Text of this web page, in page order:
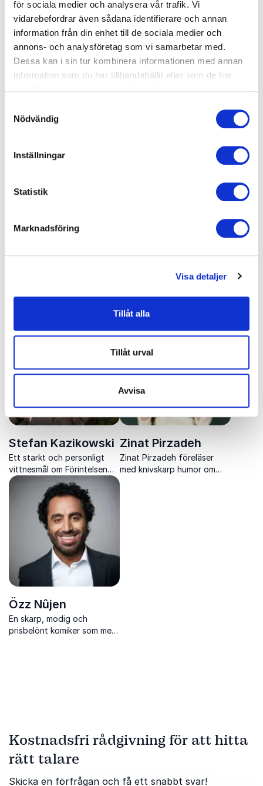
för sociala medier och analysera vår trafik. Vi
vidarebefordrar även sådana identifierare och annan
information från din enhet till de sociala medier och
annons- och analysföretag som vi samarbetar med.
Dessa kan i sin tur kombinera informationen med annan
information som du har tillhandahållit eller som de har
Nödvändig
Inställningar
Statistik
Marknadsföring
Visa detaljer
Tillåt alla
Tillåt urval
Avvisa
Prisbelönt föreläsare och
Sverige.
moderator som berör med
Siavosh Derakhti föreläser
och kampen mot rasism och
antisemitism.
Simon Kyaga
Överläkare och forskare om
kreativitetens koppling till
psykisk ohälsa.
Stefan Kazikowski
Ett starkt och personligt
vittnesmål om Förintelsen
som berör, engagerar och
ger unga en djupare
förståelse för demokratins
Zinat Pirzadeh
Zinat Pirzadeh föreläser
med knivskarp humor om
Özz Nûjen
En skarp, modig och
prisbelönt komiker som med
Kostnadsfri rådgivning för att hitta
rätt talare
Skicka en förfrågan och få ett snabbt svar!